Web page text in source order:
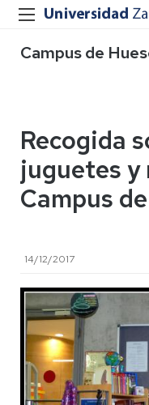
Campus de
Recogida
juguetes y
Campus
14/12/2017